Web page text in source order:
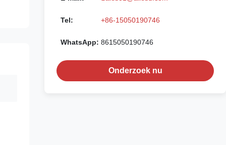
Tel: +86-15050190746
WhatsApp: 8615050190746
Onderzoek nu